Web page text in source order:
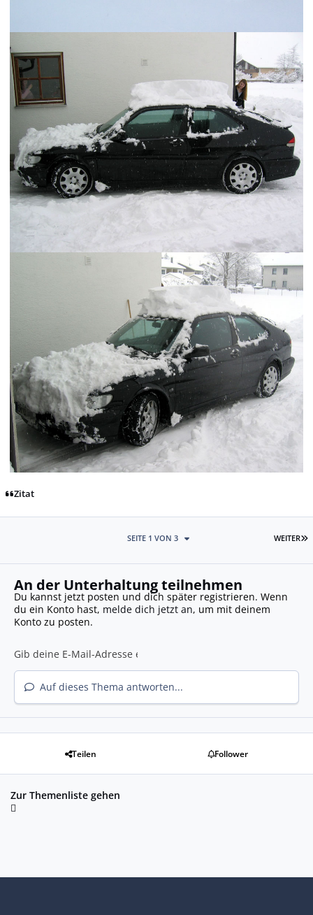
Zitat
WEITER
SEITE 1 VON 3
An der Unterhaltung teilnehmen
Du kannst jetzt posten und dich später registrieren. Wenn
du ein Konto hast, melde dich jetzt an, um mit deinem
Konto zu posten.
Auf dieses Thema antworten...
Teilen Follower
Zur Themenliste gehen